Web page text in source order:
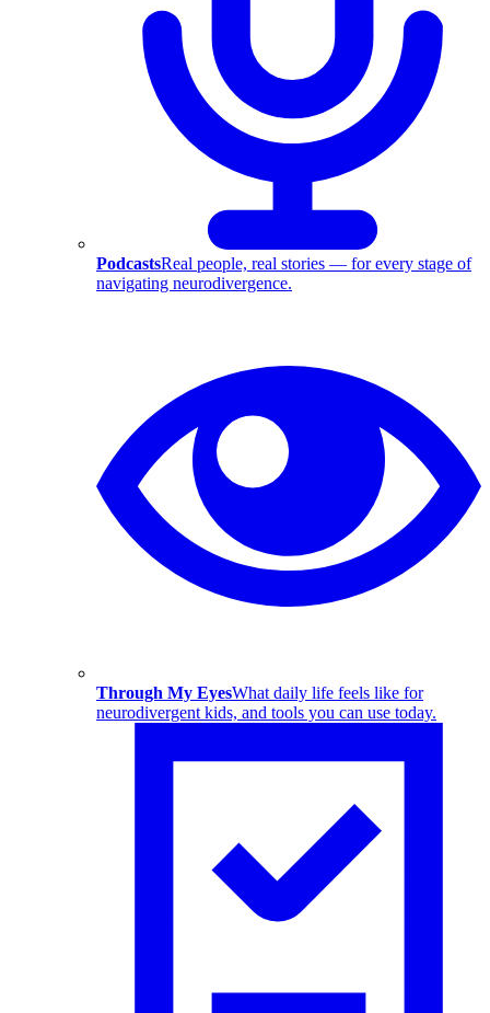
PodcastsReal people, real stories — for every stage of
navigating neurodivergence.
Through My EyesWhat daily life feels like for
neurodivergent kids, and tools you can use today.